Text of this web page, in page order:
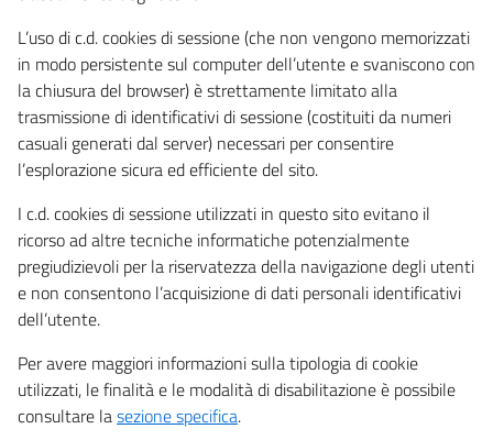
L’uso di c.d. cookies di sessione (che non vengono memorizzati
in modo persistente sul computer dell’utente e svaniscono con
la chiusura del browser) è strettamente limitato alla
trasmissione di identificativi di sessione (costituiti da numeri
casuali generati dal server) necessari per consentire
l’esplorazione sicura ed efficiente del sito.
I c.d. cookies di sessione utilizzati in questo sito evitano il
ricorso ad altre tecniche informatiche potenzialmente
pregiudizievoli per la riservatezza della navigazione degli utenti
e non consentono l’acquisizione di dati personali identificativi
dell’utente.
Per avere maggiori informazioni sulla tipologia di cookie
utilizzati, le finalità e le modalità di disabilitazione è possibile
consultare lasezione specifica.